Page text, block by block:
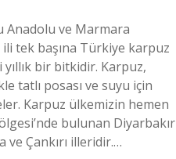
Anadolu ve Marmara
tek başına Türkiye karpuz
bir bitkidir. Karpuz,
tatlı posası ve suyu için
Karpuz ülkemizin hemen
bulunan Diyarbakır
Çankırı illeridir.…